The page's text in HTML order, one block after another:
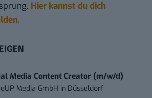
Hier kannst du dich
Media Content Creator (m/w/d)
Media GmbH in Düsseldorf